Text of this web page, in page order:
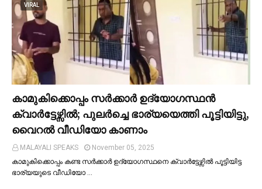
VIRAL
കാമുകിക്കൊപ്പം സര്‍ക്കാര്‍ ഉദ്യോഗസ്ഥൻ
ക്വാര്‍ട്ടേഴ്സില്‍; പുലര്‍ച്ചെ ഭാര്യയെത്തി പൂട്ടിയിട്ടു,
വൈറല്‍ വീഡിയോ കാണാം
MALAYALI SPEAKS
November 05, 2025
കാമുകിക്കൊപ്പം കണ്ട സർക്കാർ ഉദ്യോഗസ്ഥനെ ക്വാർട്ടേഴ്സില്‍ പൂട്ടിയിട്ട
ഭാര്യയുടെ വീഡിയോ …